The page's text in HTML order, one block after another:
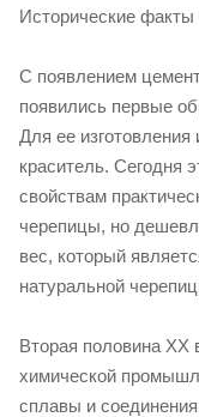
Исторические факты
С появлением
появились первые
Для ее изготовления
краситель. Сегодня
свойствам
черепицы, но
вес, который
натуральной
Вторая половина XX
химической
сплавы и